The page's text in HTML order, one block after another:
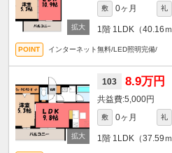
敷 0ヶ月 礼
1階 1LDK（40.16ｍ
インターネット無料/LED照明完備/
103 8.9万円
5,000円
敷 0ヶ月 礼
1階 1LDK（37.59ｍ